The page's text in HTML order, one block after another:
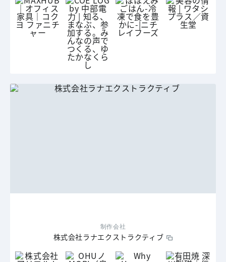
制作会社
株式会社ラナエクストラクティブ